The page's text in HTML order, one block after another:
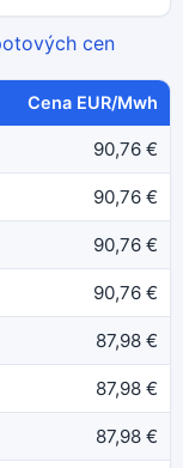
cen
Cena EUR/Mwh
90,76 €
90,76 €
90,76 €
90,76 €
87,98 €
87,98 €
87,98 €